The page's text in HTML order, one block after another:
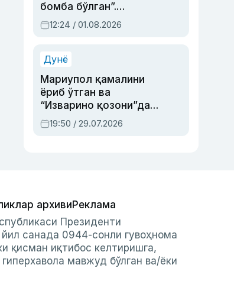
бомба бўлган”.
Абдулла Ориповни
сиёсий айбловлардан
12:24 / 01.08.2026
Дунё
Мариупол қамалини
ёриб ўтган ва
“Изварино қозони”дан
чиққан қаҳрамон —
Украина армияси бош
19:50 / 29.07.2026
архивиРеклама
Президенти
санада 0944-сонли гувоҳнома
қисман иқтибос келтиришга,
мавжуд бўлган ва/ёки